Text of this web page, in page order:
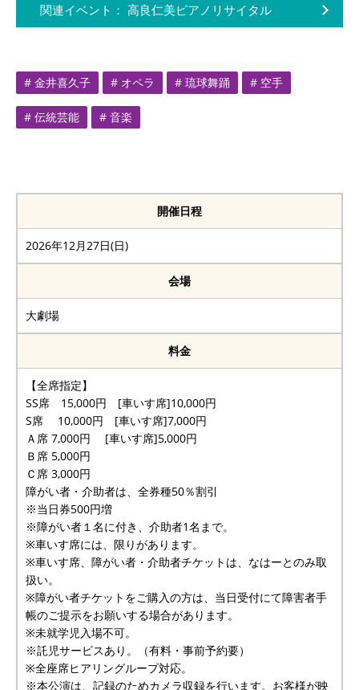
関連イベント： 高良仁美ピアノリサイタル
# 金井喜久子 # オペラ # 琉球舞踊 # 空手
# 伝統芸能 # 音楽
開催日程
2026年12月27日(日)
会場
大劇場
料金
【全席指定】
SS席 15,000円 [車いす席]10,000円
S席 10,000円 [車いす席]7,000円
Ａ席 7,000円 [車いす席]5,000円
Ｂ席 5,000円
Ｃ席 3,000円
障がい者・介助者は、全券種50％割引
※当日券500円増
※障がい者１名に付き、介助者1名まで。
※車いす席には、限りがあります。
※車いす席、障がい者・介助者チケットは、なはーとのみ取
扱い。
※障がい者チケットをご購入の方は、当日受付にて障害者手
帳のご提示をお願いする場合があります。
※未就学児入場不可。
※託児サービスあり。（有料・事前予約要）
※全座席ヒアリングループ対応。
※本公演は、記録のためカメラ収録を行います。お客様が映